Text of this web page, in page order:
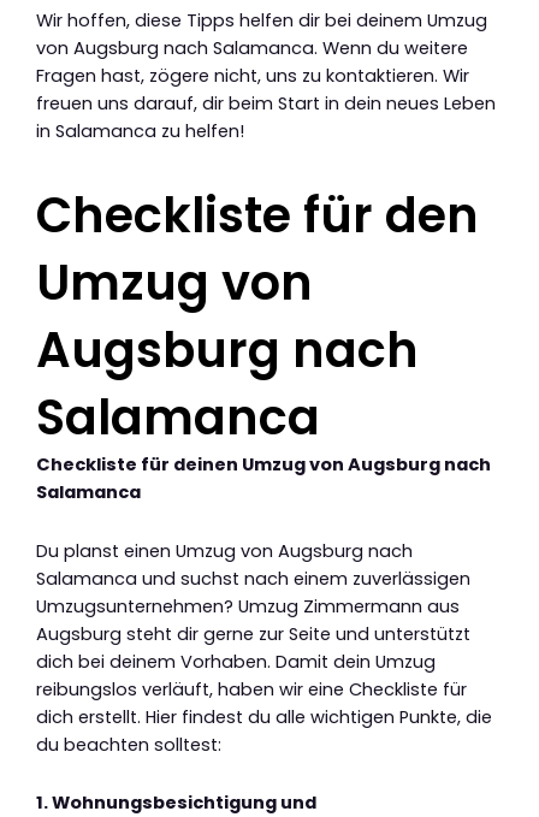
Wir hoffen, diese Tipps helfen dir bei deinem Umzug
von Augsburg nach Salamanca. Wenn du weitere
Fragen hast, zögere nicht, uns zu kontaktieren. Wir
freuen uns darauf, dir beim Start in dein neues Leben
in Salamanca zu helfen!
Checkliste für den
Umzug von
Augsburg nach
Salamanca
Checkliste für deinen Umzug von Augsburg nach
Salamanca
Du planst einen Umzug von Augsburg nach
Salamanca und suchst nach einem zuverlässigen
Umzugsunternehmen? Umzug Zimmermann aus
Augsburg steht dir gerne zur Seite und unterstützt
dich bei deinem Vorhaben. Damit dein Umzug
reibungslos verläuft, haben wir eine Checkliste für
dich erstellt. Hier findest du alle wichtigen Punkte, die
du beachten solltest:
1. Wohnungsbesichtigung und